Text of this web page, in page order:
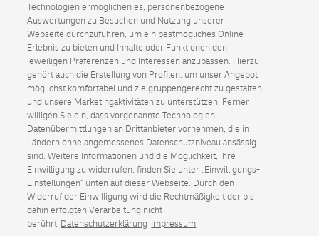
Technologien ermöglichen es, personenbezogene
Auswertungen zu Besuchen und Nutzung unserer
Webseite durchzuführen, um ein bestmögliches Online-
Erlebnis zu bieten und Inhalte oder Funktionen den
jeweiligen Präferenzen und Interessen anzupassen. Hierzu
gehört auch die Erstellung von Profilen, um unser Angebot
möglichst komfortabel und zielgruppengerecht zu gestalten
und unsere Marketingaktivitäten zu unterstützen. Ferner
willigen Sie ein, dass vorgenannte Technologien
Datenübermittlungen an Drittanbieter vornehmen, die in
Ländern ohne angemessenes Datenschutzniveau ansässig
sind. Weitere Informationen und die Möglichkeit, Ihre
Einwilligung zu widerrufen, finden Sie unter „Einwilligungs-
Einstellungen“ unten auf dieser Webseite. Durch den
Widerruf der Einwilligung wird die Rechtmäßigkeit der bis
dahin erfolgten Verarbeitung nicht
berührt Datenschutzerklärung Impressum